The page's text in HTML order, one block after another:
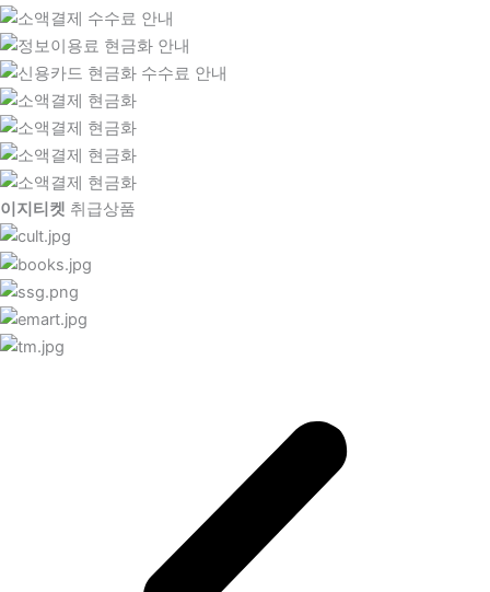
이지티켓 취급상품